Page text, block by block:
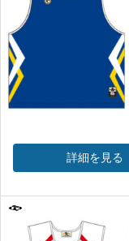
詳細を見る